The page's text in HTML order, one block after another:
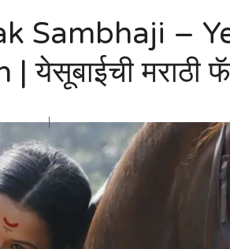
Sambhaji –
मराठी